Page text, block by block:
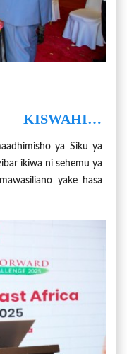
KISWAHILI
ya Siku ya
ikiwa ni sehemu ya
yake hasa